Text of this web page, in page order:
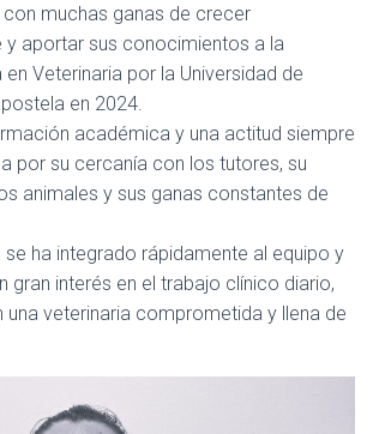
muchas ganas de crecer
y aportar sus conocimientos a la
Veterinaria por la Universidad de
en 2024.
académica y una actitud siempre
por su cercanía con los tutores, su
animales y sus ganas constantes de
se ha integrado rápidamente al equipo y
gran interés en el trabajo clínico diario,
una veterinaria comprometida y llena de